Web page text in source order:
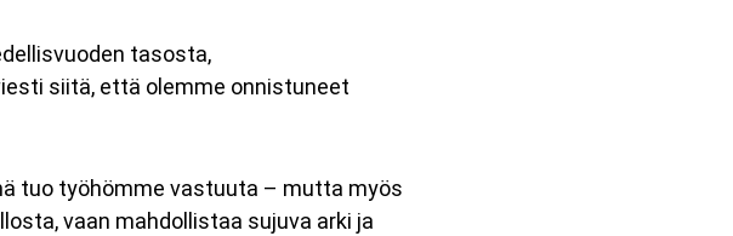
tasosta,
siitä, että olemme onnistuneet
tuo työhömme vastuuta – mutta myös
vaan mahdollistaa sujuva arki ja